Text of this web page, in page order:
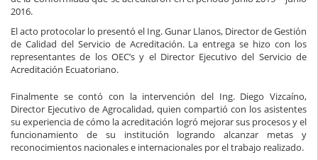
2016.
El acto protocolar lo presentó el Ing. Gunar Llanos, Director de Gestión
de Calidad del Servicio de Acreditación. La entrega se hizo con los
representantes de los OEC’s y el Director Ejecutivo del Servicio de
Acreditación Ecuatoriano.
Finalmente se contó con la intervención del Ing. Diego Vizcaíno,
Director Ejecutivo de Agrocalidad, quien compartió con los asistentes
su experiencia de cómo la acreditación logró mejorar sus procesos y el
funcionamiento de su institución logrando alcanzar metas y
reconocimientos nacionales e internacionales por el trabajo realizado.